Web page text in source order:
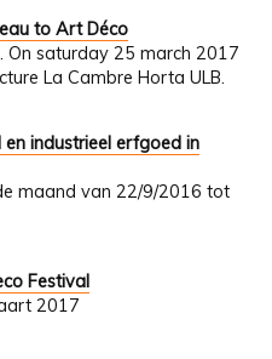
to Art Déco
On saturday 25 march 2017
La Cambre Horta ULB.
en industrieel erfgoed in
maand van 22/9/2016 tot
Festival
2017